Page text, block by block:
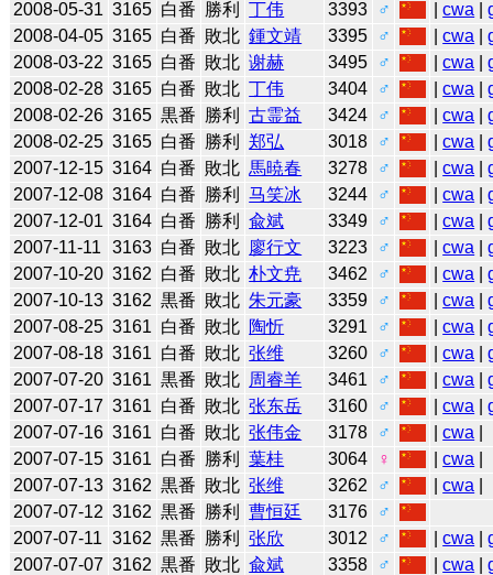
2008-05-31 3165 白番 勝利 丁伟 3393 ♂ |cwa |
2008-04-05 3165 白番 敗北 鍾文靖 3395 ♂ |cwa |
2008-03-22 3165 白番 敗北 谢赫 3495 ♂ |cwa |
2008-02-28 3165 白番 敗北 丁伟 3404 ♂ |cwa |
2008-02-26 3165 黒番 勝利 古霊益 3424 ♂ |cwa |
2008-02-25 3165 白番 勝利 郑弘 3018 ♂ |cwa |
2007-12-15 3164 白番 敗北 馬暁春 3278 ♂ |cwa |
2007-12-08 3164 白番 勝利 马笑冰 3244 ♂ |cwa |
2007-12-01 3164 白番 勝利 兪斌 3349 ♂ |cwa |
2007-11-11
3163 白番 敗北 廖行文 3223 ♂ |cwa |
2007-10-20 3162 白番 敗北 朴文尭 3462 ♂ |cwa |
2007-10-13 3162 黒番 敗北 朱元豪 3359 ♂ |cwa |
2007-08-25 3161 白番 敗北 陶忻 3291 ♂ |cwa |
2007-08-18 3161 白番 敗北 张维 3260 ♂ |cwa |
2007-07-20 3161 黒番 敗北 周睿羊 3461 ♂ |cwa |
2007-07-17 3161 白番 敗北 张东岳 3160 ♂ |cwa |
2007-07-16 3161 白番 敗北 张伟金 3178 ♂ |cwa
2007-07-15 3161 白番 勝利 葉桂 3064 ♀ |cwa
2007-07-13 3162 黒番 敗北 张维 3262 ♂ |cwa
2007-07-12 3162 黒番 勝利 曹恒廷 3176
♂
2007-07-11 3162 黒番 勝利 张欣 3012 ♂ |cwa |
2007-07-07 3162 黒番 敗北 兪斌 3358 ♂ |cwa |